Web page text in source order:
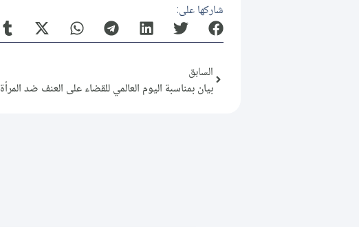
شاركها على:
السابق
بيان بمناسبة اليوم العالمي للقضاء على العنف ضد المرأة